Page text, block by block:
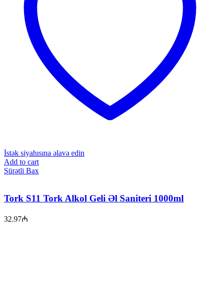
İstək siyahısına əlavə edin
Add to cart
Sürətli Bax
Tork S11 Tork Alkol Geli Əl Saniteri 1000ml
32.97₼